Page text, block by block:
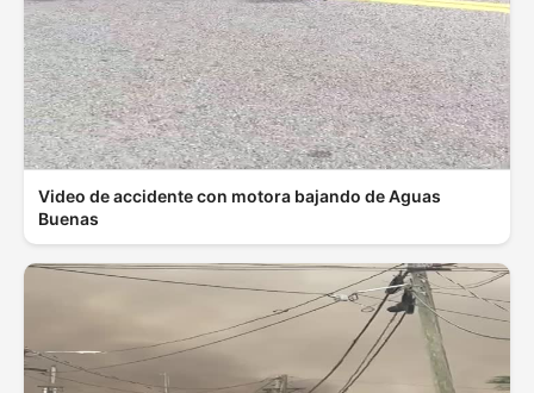
Video de accidente con motora bajando de Aguas
Buenas